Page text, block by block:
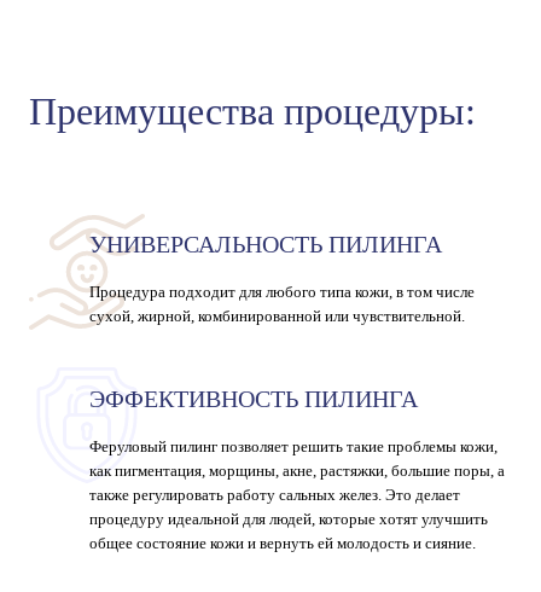
Преимущества процедуры:
УНИВЕРСАЛЬНОСТЬ ПИЛИНГА
Процедура подходит для любого типа кожи, в том числе
сухой, жирной, комбинированной или чувствительной.
ЭФФЕКТИВНОСТЬ ПИЛИНГА
Феруловый пилинг позволяет решить такие проблемы кожи,
как пигментация, морщины, акне, растяжки, большие поры, а
также регулировать работу сальных желез. Это делает
процедуру идеальной для людей, которые хотят улучшить
общее состояние кожи и вернуть ей молодость и сияние.